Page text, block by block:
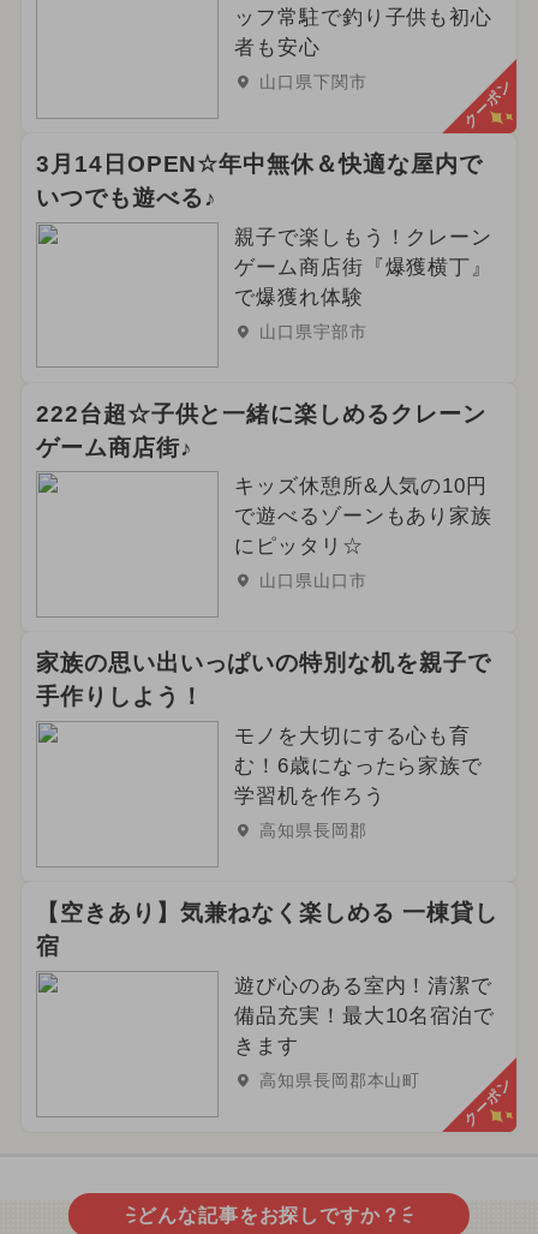
ッフ常駐で釣り子供も初心
者も安心
山口県下関市 クーポン
3月14日OPEN☆年中無休＆快適な屋内で
いつでも遊べる♪
親子で楽しもう！クレーン
ゲーム商店街『爆獲横丁』
で爆獲れ体験
山口県宇部市
222台超☆子供と一緒に楽しめるクレーン
ゲーム商店街♪
キッズ休憩所&人気の10円
で遊べるゾーンもあり家族
にピッタリ☆
山口県山口市
家族の思い出いっぱいの特別な机を親子で
手作りしよう！
モノを大切にする心も育
む！6歳になったら家族で
学習机を作ろう
高知県長岡郡
【空きあり】気兼ねなく楽しめる 一棟貸し
宿
遊び心のある室内！清潔で
備品充実！最大10名宿泊で
きます
高知県長岡郡本山町 クーポン
どんな記事をお探しですか？